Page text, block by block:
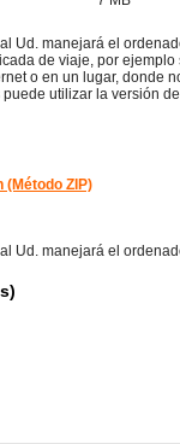
Ud. manejará el
de viaje, por ejemplo
o en un lugar, donde
utilizar la versión de
(Método ZIP)
Ud. manejará el